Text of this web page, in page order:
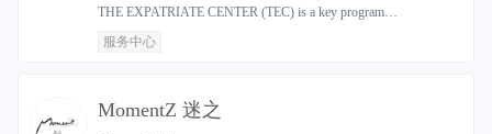
THE EXPATRIATE CENTER (TEC) is a key program…
服务中心
MomentZ 迷之